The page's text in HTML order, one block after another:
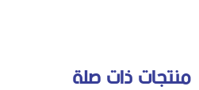
منتجات ذات صلة